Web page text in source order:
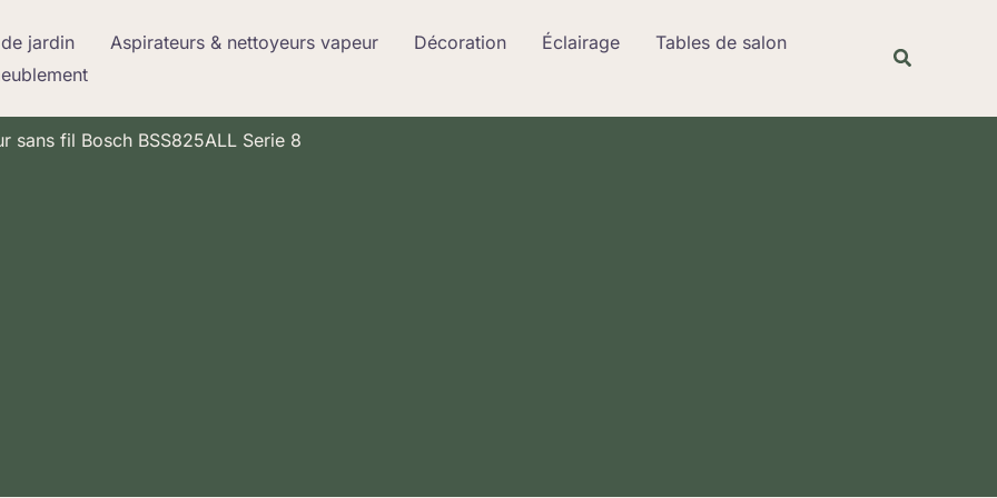
jardin Aspirateurs & nettoyeurs vapeur Décoration Éclairage
Tables de salon
sans fil Bosch BSS825ALL Serie 8